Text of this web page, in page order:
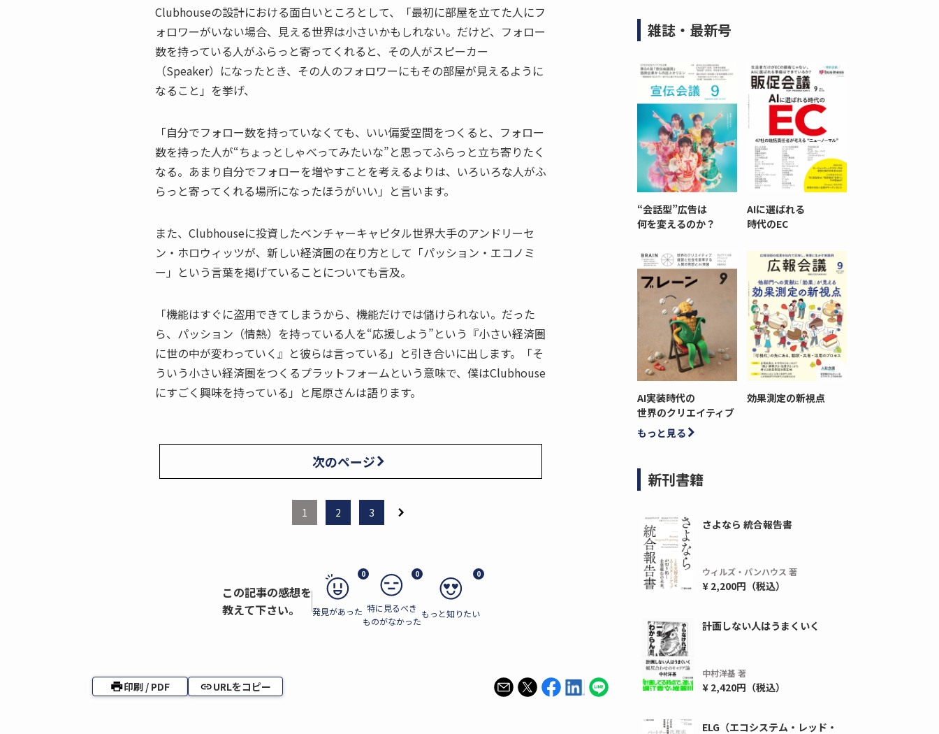
Clubhouseの設計における面白いところとして、「最初に部屋を立てた人にフ
ォロワーがいない場合、見える世界は小さいかもしれない。だけど、フォロー
数を持っている人がふらっと寄ってくれると、その人がスピーカー
（Speaker）になったとき、その人のフォロワーにもその部屋が見えるように
なること」を挙げ、
「自分でフォロー数を持っていなくても、いい偏愛空間をつくると、フォロー
数を持った人が“ちょっとしゃべってみたいな”と思ってふらっと立ち寄りたく
なる。あまり自分でフォローを増やすことを考えるよりは、いろいろな人がふ
らっと寄ってくれる場所になったほうがいい」と言います。
また、Clubhouseに投資したベンチャーキャピタル世界大手のアンドリーセ
ン・ホロウィッツが、新しい経済圏の在り方として「パッション・エコノミ
ー」という言葉を掲げていることについても言及。
「機能はすぐに盗用できてしまうから、機能だけでは儲けられない。だった
ら、パッション（情熱）を持っている人を“応援しよう”という『小さい経済圏
に世の中が変わっていく』と彼らは言っている」と引き合いに出します。「そ
ういう小さい経済圏をつくるプラットフォームという意味で、僕はClubhouse
にすごく興味を持っている」と尾原さんは語ります。
次のページ
1 2 3
この記事の感想を
教えて下さい。
0
発見があった
0
特に見るべき
ものがなかった
0
もっと知りたい
印刷 / PDF URLをコピー
雑誌・最新号
“会話型”広告は
何を変えるのか？
AIに選ばれる
時代のEC
AI実装時代の
世界のクリエイティブ
効果測定の新視点
もっと見る
新刊書籍
さよなら 統合報告書
ウィルズ・パンハウス 著
¥ 2,200円（税込）
計画しない人はうまくいく
中村洋基 著
¥ 2,420円（税込）
ELG（エコシステム・レッド・